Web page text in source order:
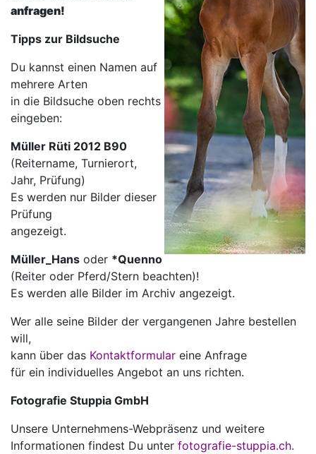
anfragen!
Tipps zur Bildsuche
Du kannst einen Namen auf
mehrere Arten
in die Bildsuche oben rechts
eingeben:
Müller Rüti 2012 B90
(Reitername, Turnierort,
Jahr, Prüfung)
Es werden nur Bilder dieser
Prüfung
angezeigt.
Müller_Hans oder *Quenno
(Reiter oder Pferd/Stern beachten)!
Es werden alle Bilder im Archiv angezeigt.
Wer alle seine Bilder der vergangenen Jahre bestellen
will,
kann über das Kontaktformular eine Anfrage
für ein individuelles Angebot an uns richten.
Fotografie Stuppia GmbH
Unsere Unternehmens-Webpräsenz und weitere
Informationen findest Du unter fotografie-stuppia.ch.